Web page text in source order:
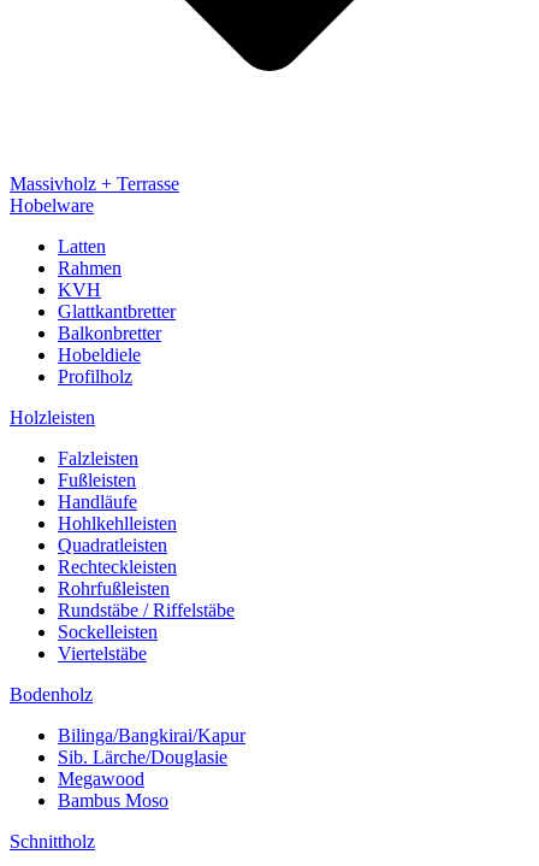
Massivholz + Terrasse
Hobelware
Latten
Rahmen
KVH
Glattkantbretter
Balkonbretter
Hobeldiele
Profilholz
Holzleisten
Falzleisten
Fußleisten
Handläufe
Hohlkehlleisten
Quadratleisten
Rechteckleisten
Rohrfußleisten
Rundstäbe / Riffelstäbe
Sockelleisten
Viertelstäbe
Bodenholz
Bilinga/Bangkirai/Kapur
Sib. Lärche/Douglasie
Megawood
Bambus Moso
Schnittholz